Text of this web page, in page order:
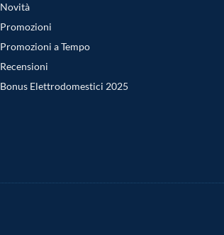
Novità
Promozioni
Promozioni a Tempo
Recensioni
Bonus Elettrodomestici 2025